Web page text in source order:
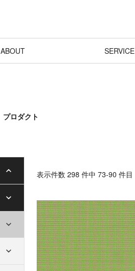
ABOUT SERVICE
プロダクト
表⽰件数 298 件中 73-90 件目